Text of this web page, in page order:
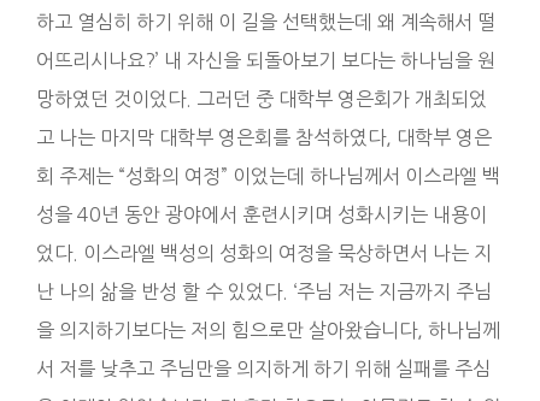
하고 열심히 하기 위해 이 길을 선택했는데 왜 계속해서 떨
어뜨리시나요?’ 내 자신을 되돌아보기 보다는 하나님을 원
망하였던 것이었다. 그러던 중 대학부 영은회가 개최되었
고 나는 마지막 대학부 영은회를 참석하였다, 대학부 영은
회 주제는 “성화의 여정” 이었는데 하나님께서 이스라엘 백
성을 40년 동안 광야에서 훈련시키며 성화시키는 내용이
었다. 이스라엘 백성의 성화의 여정을 묵상하면서 나는 지
난 나의 삶을 반성 할 수 있었다. ‘주님 저는 지금까지 주님
을 의지하기보다는 저의 힘으로만 살아왔습니다, 하나님께
서 저를 낮추고 주님만을 의지하게 하기 위해 실패를 주심